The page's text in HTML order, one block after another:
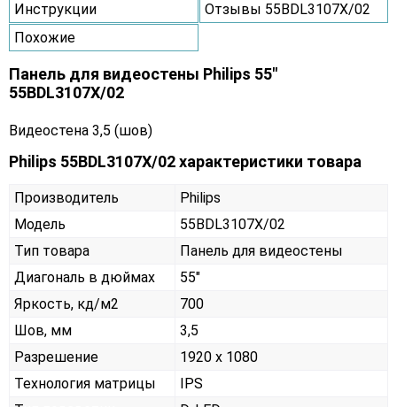
Инструкции
Отзывы 55BDL3107X/02
Похожие
Панель для видеостены Philips 55"
55BDL3107X/02
Видеостена 3,5 (шов)
Philips 55BDL3107X/02 характеристики товара
Производитель
Philips
Модель
55BDL3107X/02
Тип товара
Панель для видеостены
Диагональ в дюймах
55"
Яркость, кд/м2
700
Шов, мм
3,5
Разрешение
1920 x 1080
Технология матрицы
IPS